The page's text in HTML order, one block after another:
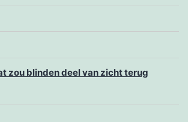
zou blinden deel van zicht terug